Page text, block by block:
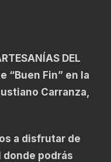
DEL
“Buen Fin” en la
Carranza,
a disfrutar de
podrás